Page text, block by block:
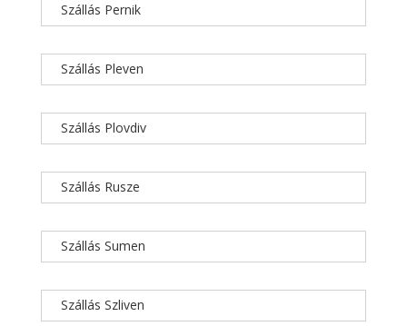
Szállás Pernik
Szállás Pleven
Szállás Plovdiv
Szállás Rusze
Szállás Sumen
Szállás Szliven